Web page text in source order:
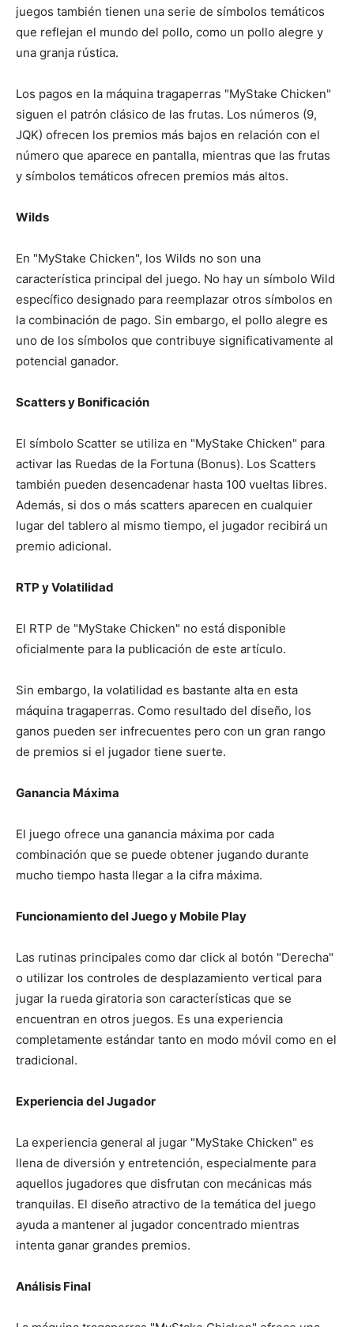
juegos también tienen una serie de símbolos temáticos
que reflejan el mundo del pollo, como un pollo alegre y
una granja rústica.
Los pagos en la máquina tragaperras "MyStake Chicken"
siguen el patrón clásico de las frutas. Los números (9,
JQK) ofrecen los premios más bajos en relación con el
número que aparece en pantalla, mientras que las frutas
y símbolos temáticos ofrecen premios más altos.
Wilds
En "MyStake Chicken", los Wilds no son una
característica principal del juego. No hay un símbolo Wild
específico designado para reemplazar otros símbolos en
la combinación de pago. Sin embargo, el pollo alegre es
uno de los símbolos que contribuye significativamente al
potencial ganador.
Scatters y Bonificación
El símbolo Scatter se utiliza en "MyStake Chicken" para
activar las Ruedas de la Fortuna (Bonus). Los Scatters
también pueden desencadenar hasta 100 vueltas libres.
Además, si dos o más scatters aparecen en cualquier
lugar del tablero al mismo tiempo, el jugador recibirá un
premio adicional.
RTP y Volatilidad
El RTP de "MyStake Chicken" no está disponible
oficialmente para la publicación de este artículo.
Sin embargo, la volatilidad es bastante alta en esta
máquina tragaperras. Como resultado del diseño, los
ganos pueden ser infrecuentes pero con un gran rango
de premios si el jugador tiene suerte.
Ganancia Máxima
El juego ofrece una ganancia máxima por cada
combinación que se puede obtener jugando durante
mucho tiempo hasta llegar a la cifra máxima.
Funcionamiento del Juego y Mobile Play
Las rutinas principales como dar click al botón "Derecha"
o utilizar los controles de desplazamiento vertical para
jugar la rueda giratoria son características que se
encuentran en otros juegos. Es una experiencia
completamente estándar tanto en modo móvil como en el
tradicional.
Experiencia del Jugador
La experiencia general al jugar "MyStake Chicken" es
llena de diversión y entretención, especialmente para
aquellos jugadores que disfrutan con mecánicas más
tranquilas. El diseño atractivo de la temática del juego
ayuda a mantener al jugador concentrado mientras
intenta ganar grandes premios.
Análisis Final